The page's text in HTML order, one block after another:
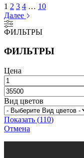
1 2 3 4 … 10
Далее
ФИЛЬТРЫ
ФИЛЬТРЫ
Цена
Вид цветов
Показать (110)
Отмена